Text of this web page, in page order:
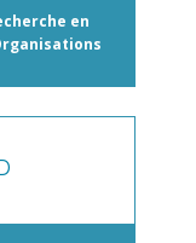
en